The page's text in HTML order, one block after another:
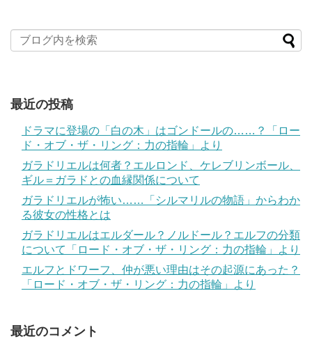
最近の投稿
ドラマに登場の「白の木」はゴンドールの……？「ロー
ド・オブ・ザ・リング：力の指輪」より
ガラドリエルは何者？エルロンド、ケレブリンボール、
ギル＝ガラドとの血縁関係について
ガラドリエルが怖い……「シルマリルの物語」からわか
る彼女の性格とは
ガラドリエルはエルダール？ノルドール？エルフの分類
について「ロード・オブ・ザ・リング：力の指輪」より
エルフとドワーフ、仲が悪い理由はその起源にあった？
「ロード・オブ・ザ・リング：力の指輪」より
最近のコメント